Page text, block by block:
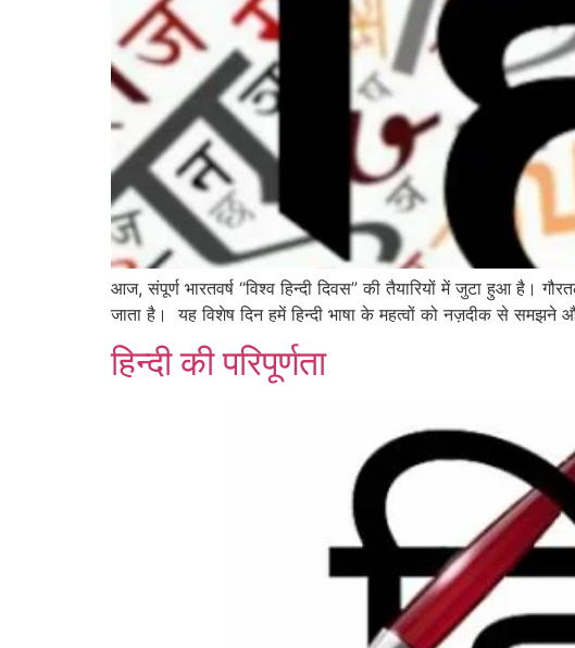
आज, संपूर्ण भारतवर्ष “विश्व हिन्दी दिवस” की तैयारियों में जुटा हुआ है।
जाता है। यह विशेष दिन हमें हिन्दी भाषा के महत्वों को नज़दीक से
हिन्दी की परिपूर्णता